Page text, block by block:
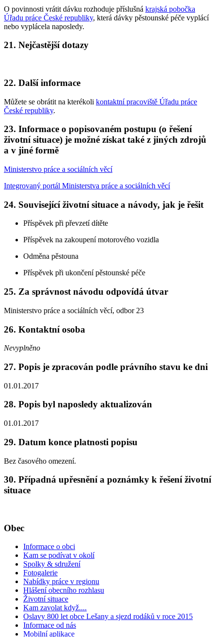
O povinnosti vrátit dávku rozhoduje příslušná krajská pobočka
Úřadu práce České republiky, která dávky pěstounské péče vyplácí
nebo vyplácela naposledy.
21. Nejčastější dotazy
22. Další informace
Můžete se obrátit na kterékoli kontaktní pracoviště Úřadu práce
České republiky.
23. Informace o popisovaném postupu (o řešení
životní situace) je možné získat také z jiných zdrojů
a v jiné formě
Ministerstvo práce a sociálních věcí
Integrovaný portál Ministerstva práce a sociálních věcí
24. Související životní situace a návody, jak je řešit
Příspěvek při převzetí dítěte
Příspěvek na zakoupení motorového vozidla
Odměna pěstouna
Příspěvek při ukončení pěstounské péče
25. Za správnost návodu odpovídá útvar
Ministerstvo práce a sociálních věcí, odbor 23
26. Kontaktní osoba
Nevyplněno
27. Popis je zpracován podle právního stavu ke dni
01.01.2017
28. Popis byl naposledy aktualizován
01.01.2017
29. Datum konce platnosti popisu
Bez časového omezení.
30. Případná upřesnění a poznámky k řešení životní
situace
Obec
Informace o obci
Kam se podívat v okolí
Spolky & sdružení
Fotogalerie
Nabídky práce v regionu
Hlášení obecního rozhlasu
Životní situace
Kam zavolat když....
Oslavy 800 let obce Lešany a sjezd rodáků v roce 2015
Informace od nás
Mobilní aplikace